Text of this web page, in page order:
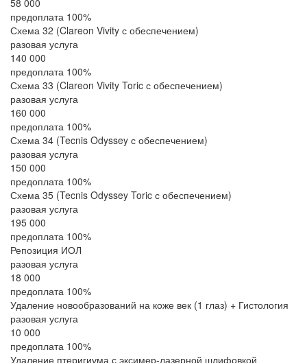
58 000
предоплата 100%
Схема 32 (Clareon Vivity с обеспечением)
разовая услуга
140 000
предоплата 100%
Схема 33 (Clareon Vivity Toric с обеспечением)
разовая услуга
160 000
предоплата 100%
Схема 34 (Tecnis Odyssey с обеспечением)
разовая услуга
150 000
предоплата 100%
Схема 35 (Tecnis Odyssey Toric с обеспечением)
разовая услуга
195 000
предоплата 100%
Репозиция ИОЛ
разовая услуга
18 000
предоплата 100%
Удаление новообразований на коже век (1 глаз) + Гистология
разовая услуга
10 000
предоплата 100%
Удаление птеригиума с эксимер-лазерной шлифовкой